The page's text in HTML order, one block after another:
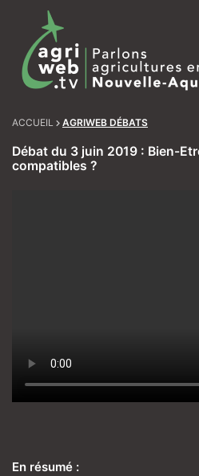
ACCUEIL AGRIWEB DÉBATS
Débat du 3 juin 2019 : Bien-
compatibles ?
En résumé :